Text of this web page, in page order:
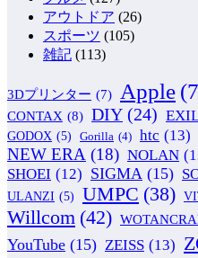
アウトドア (26)
スポーツ (105)
雑記 (113)
3Dプリンター (7) Apple
CONTAX (8) DIY (24)
GODOX (5) Gorilla (4) htc (13)
NEW ERA (18) NOLAN
SHOEI (12) SIGMA (15)
ULANZI (5) UMPC (38)
Willcom (42)
YouTube (15) ZEISS (13)